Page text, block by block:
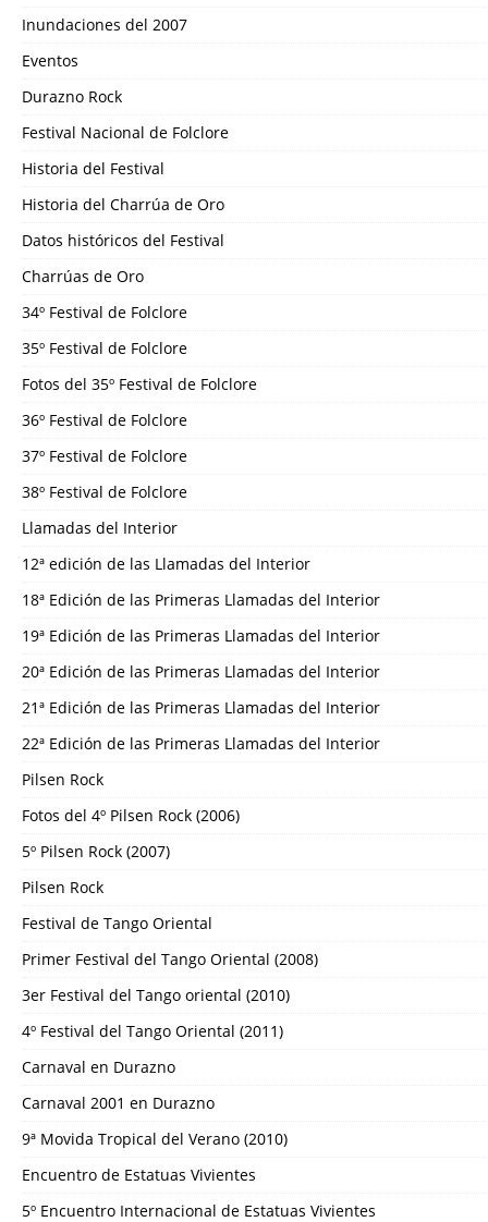
Inundaciones del 2007
Eventos
Durazno Rock
Festival Nacional de Folclore
Historia del Festival
Historia del Charrúa de Oro
Datos históricos del Festival
Charrúas de Oro
34º Festival de Folclore
35º Festival de Folclore
Fotos del 35º Festival de Folclore
36º Festival de Folclore
37º Festival de Folclore
38º Festival de Folclore
Llamadas del Interior
12ª edición de las Llamadas del Interior
18ª Edición de las Primeras Llamadas del Interior
19ª Edición de las Primeras Llamadas del Interior
20ª Edición de las Primeras Llamadas del Interior
21ª Edición de las Primeras Llamadas del Interior
22ª Edición de las Primeras Llamadas del Interior
Pilsen Rock
Fotos del 4º Pilsen Rock (2006)
5º Pilsen Rock (2007)
Pilsen Rock
Festival de Tango Oriental
Primer Festival del Tango Oriental (2008)
3er Festival del Tango oriental (2010)
4º Festival del Tango Oriental (2011)
Carnaval en Durazno
Carnaval 2001 en Durazno
9ª Movida Tropical del Verano (2010)
Encuentro de Estatuas Vivientes
5º Encuentro Internacional de Estatuas Vivientes